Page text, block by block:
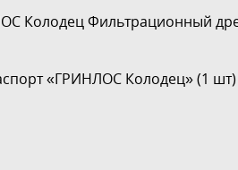
Колодец Фильтрационный
«ГРИНЛОС Колодец» (1 шт)